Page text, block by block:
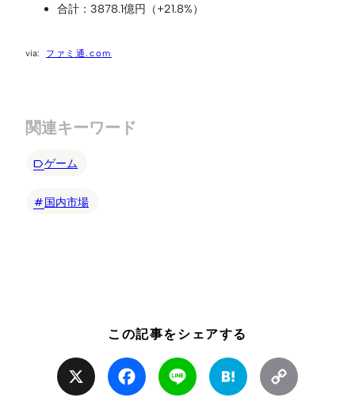
合計：3878.1億円（+21.8%）
ファミ通.com
関連キーワード
ゲーム
国内市場
この記事をシェアする
Facebook Line Hatena